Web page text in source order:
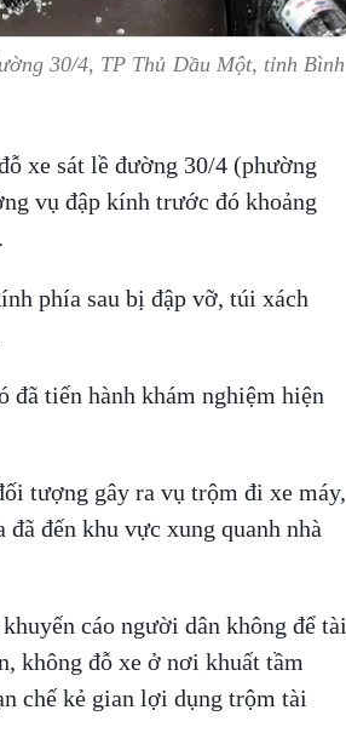
30/4, TP Thủ Dầu Một, tỉnh Bình
xe sát lề đường 30/4 (phường
vụ đập kính trước đó khoảng
phía sau bị đập vỡ, túi xách
đã tiến hành khám nghiệm hiện
tượng gây ra vụ trộm đi xe máy,
đến khu vực xung quanh nhà
cáo người dân không để tài
không đỗ xe ở nơi khuất tầm
chế kẻ gian lợi dụng trộm tài